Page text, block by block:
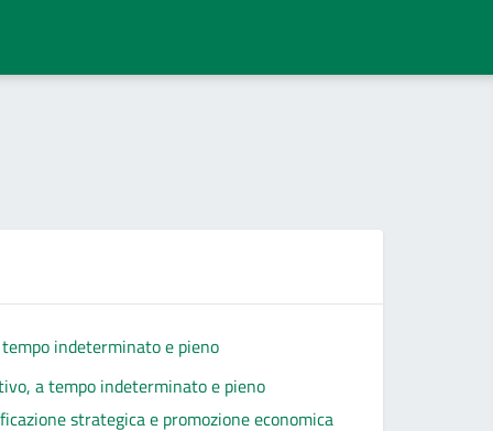
indeterminato e pieno
a tempo indeterminato e pieno
strategica e promozione economica